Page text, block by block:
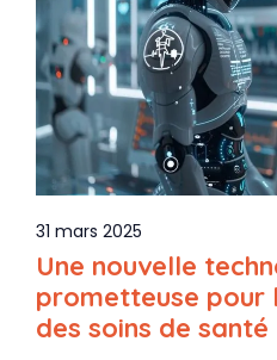
31 mars 2025
Une nouvelle
prometteuse pour
des soins de santé